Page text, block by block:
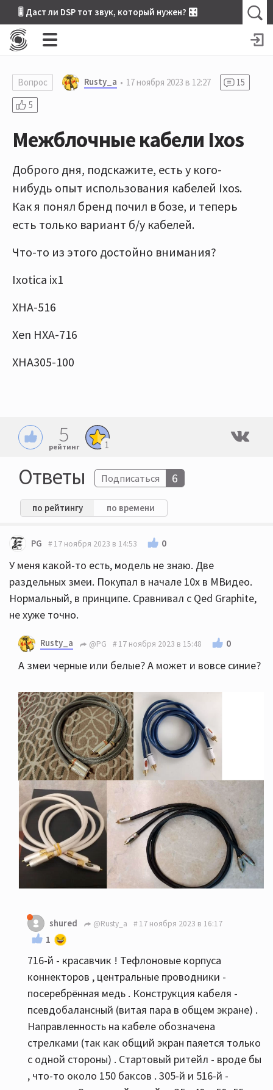
🎚 Даст ли DSP тот звук, который нужен? 🎛
Вопрос Rusty_a 17 ноября 2023 в 12:27
15
5
Межблочные кабели Ixos
Доброго дня, подскажите, есть у кого-
нибудь опыт использования кабелей Ixos.
Как я понял бренд почил в бозе, и теперь
есть только вариант б/у кабелей.
Что-то из этого достойно внимания?
Iхоtiсa iх1
XHA-516
Xen HXA-716
ХНA305-100
5
рейтинг 1
Ответы Подписаться 6
по рейтингу по времени
PG 17 ноября 2023 в 14:53 0
У меня какой-то есть, модель не знаю. Две
раздельных змеи. Покупал в начале 10х в МВидео.
Нормальный, в принципе. Сравнивал с Qed Graphite,
не хуже точно.
Rusty_a @PG 17 ноября 2023 в 15:48 0
А змеи черные или белые? А может и вовсе синие?
shured @Rusty_a 17 ноября 2023 в 16:17
1
716-й - красавчик ! Тефлоновые корпуса
коннекторов , центральные проводники -
посеребрённая медь . Конструкция кабеля -
псевдобалансный (витая пара в общем экране) .
Направленность на кабеле обозначена
стрелками (так как общий экран паяется только
с одной стороны) . Стартовый ритейл - вроде бы
, что-то около 150 баксов . 305-й и 516-й -